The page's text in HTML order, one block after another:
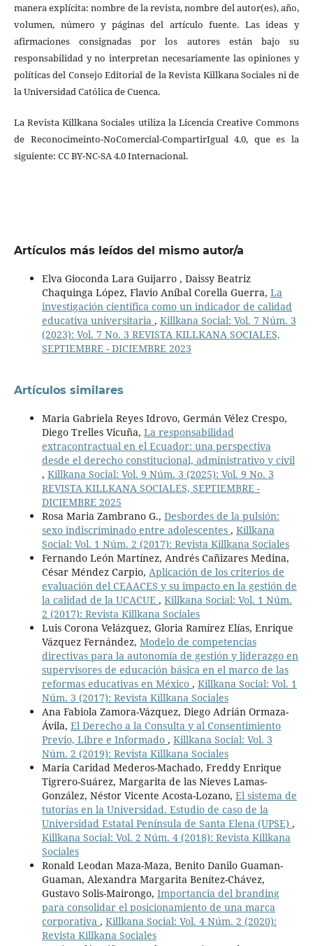
manera explícita: nombre de la revista, nombre del autor(es), año,
volumen, número y páginas del artículo fuente. Las ideas y
afirmaciones consignadas por los autores están bajo su
responsabilidad y no interpretan necesariamente las opiniones y
políticas del Consejo Editorial de la Revista Killkana Sociales ni de
la Universidad Católica de Cuenca.
La Revista Killkana Sociales utiliza la Licencia Creative Commons
de Reconocimeinto-NoComercial-CompartirIgual 4.0, que es la
siguiente: CC BY-NC-SA 4.0 Internacional.
Artículos más leídos del mismo autor/a
Elva Gioconda Lara Guijarro , Daissy Beatriz
Chaquinga López, Flavio Aníbal Corella Guerra, La
investigación científica como un indicador de calidad
educativa universitaria , Killkana Social: Vol. 7 Núm. 3
(2023): Vol. 7 No. 3 REVISTA KILLKANA SOCIALES,
SEPTIEMBRE - DICIEMBRE 2023
Artículos similares
Maria Gabriela Reyes Idrovo, Germán Vélez Crespo,
Diego Trelles Vicuña, La responsabilidad
extracontractual en el Ecuador: una perspectiva
desde el derecho constitucional, administrativo y civil
, Killkana Social: Vol. 9 Núm. 3 (2025): Vol. 9 No. 3
REVISTA KILLKANA SOCIALES, SEPTIEMBRE -
DICIEMBRE 2025
Rosa Maria Zambrano G., Desbordes de la pulsión:
sexo indiscriminado entre adolescentes , Killkana
Social: Vol. 1 Núm. 2 (2017): Revista Killkana Sociales
Fernando León Martínez, Andrés Cañizares Medina,
César Méndez Carpio, Aplicación de los criterios de
evaluación del CEAACES y su impacto en la gestión de
la calidad de la UCACUE , Killkana Social: Vol. 1 Núm.
2 (2017): Revista Killkana Sociales
Luis Corona Velázquez, Gloria Ramírez Elías, Enrique
Vázquez Fernández, Modelo de competencias
directivas para la autonomía de gestión y liderazgo en
supervisores de educación básica en el marco de las
reformas educativas en México , Killkana Social: Vol. 1
Núm. 3 (2017): Revista Killkana Sociales
Ana Fabiola Zamora-Vázquez, Diego Adrián Ormaza-
Ávila, El Derecho a la Consulta y al Consentimiento
Previo, Libre e Informado , Killkana Social: Vol. 3
Núm. 2 (2019): Revista Killkana Sociales
Maria Caridad Mederos-Machado, Freddy Enrique
Tigrero-Suárez, Margarita de las Nieves Lamas-
González, Néstor Vicente Acosta-Lozano, El sistema de
tutorías en la Universidad. Estudio de caso de la
Universidad Estatal Península de Santa Elena (UPSE) ,
Killkana Social: Vol. 2 Núm. 4 (2018): Revista Killkana
Sociales
Ronald Leodan Maza-Maza, Benito Danilo Guaman-
Guaman, Alexandra Margarita Benítez-Chávez,
Gustavo Solis-Mairongo, Importancia del branding
para consolidar el posicionamiento de una marca
corporativa , Killkana Social: Vol. 4 Núm. 2 (2020):
Revista Killkana Sociales